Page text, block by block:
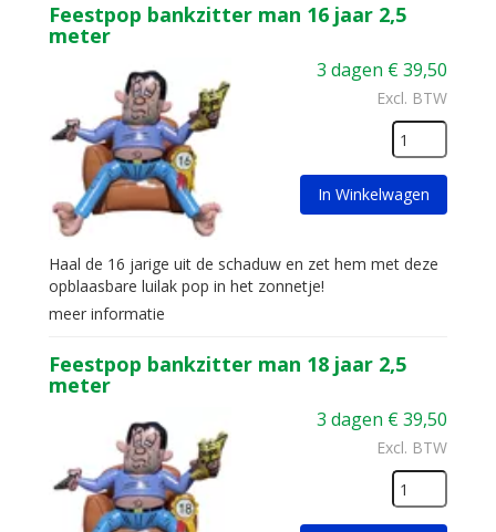
Feestpop bankzitter man 16 jaar 2,5
meter
3 dagen €39,50
Excl. BTW
In Winkelwagen
Haal de 16 jarige uit de schaduw en zet hem met deze
opblaasbare luilak pop in het zonnetje!
meer informatie
Feestpop bankzitter man 18 jaar 2,5
meter
3 dagen €39,50
Excl. BTW